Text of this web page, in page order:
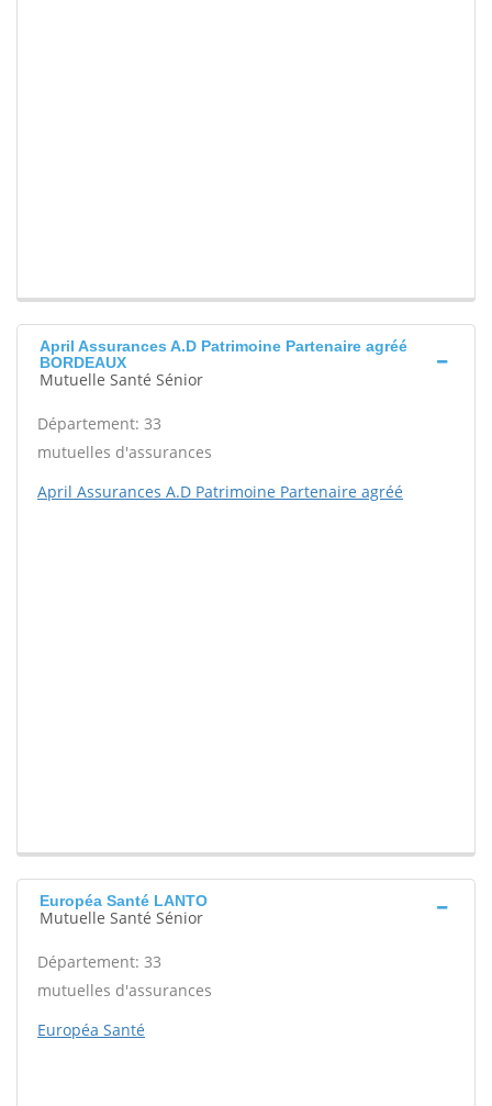
April Assurances A.D Patrimoine Partenaire agréé
BORDEAUX
Mutuelle Santé Sénior
Département: 33
mutuelles d'assurances
April Assurances A.D Patrimoine Partenaire agréé
Européa Santé LANTO
Mutuelle Santé Sénior
Département: 33
mutuelles d'assurances
Européa Santé